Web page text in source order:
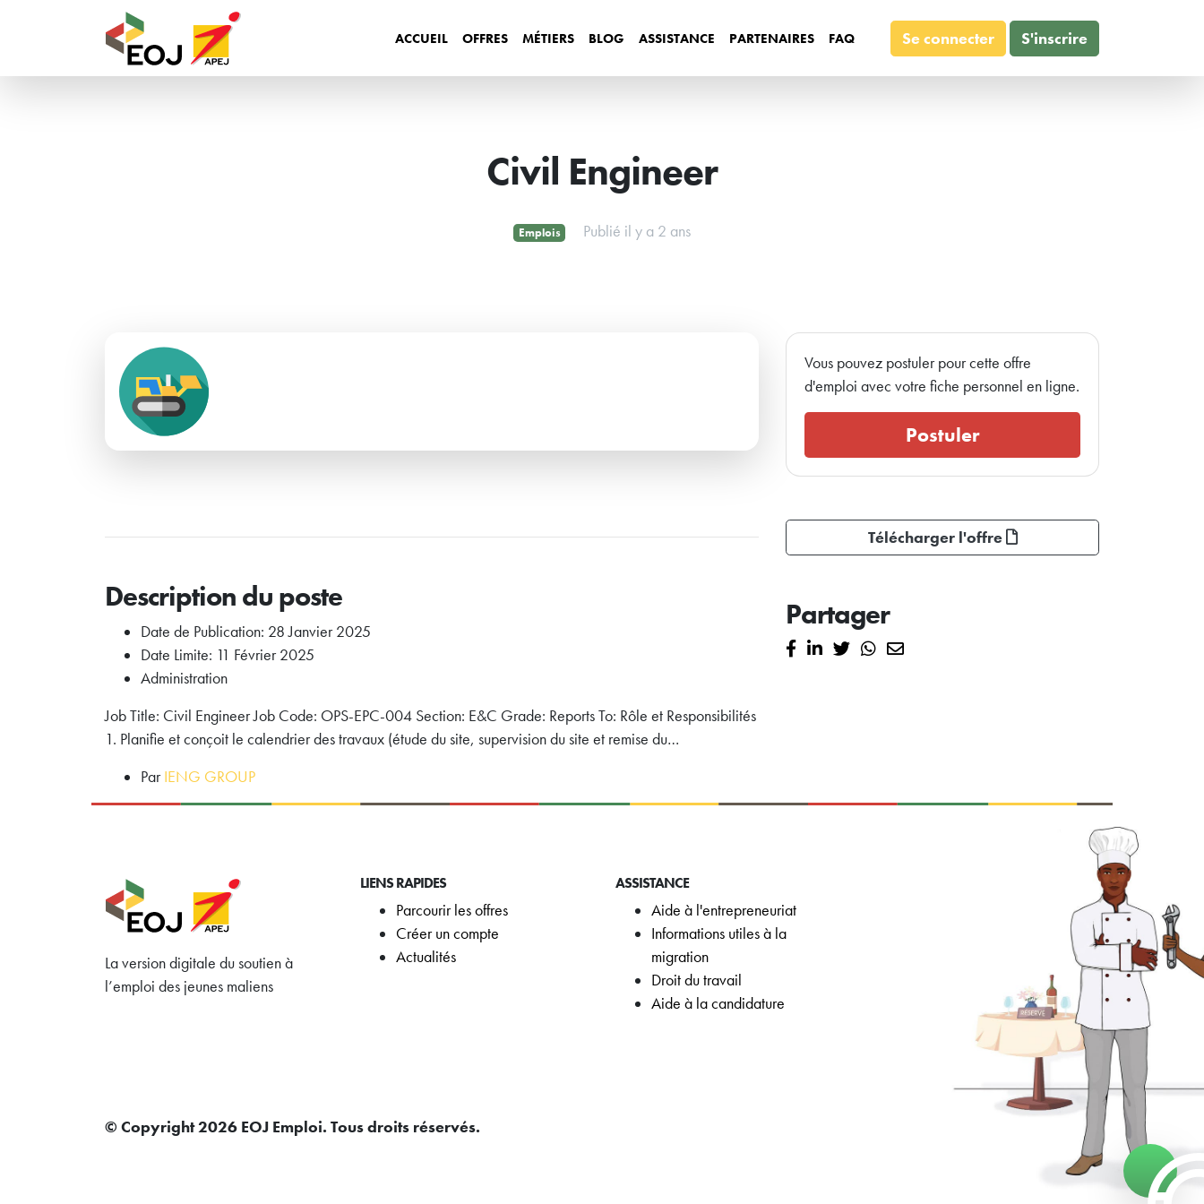
ACCUEIL OFFRES MÉTIERS BLOG ASSISTANCE PARTENAIRES FAQ Se connecter S'inscrire
Civil Engineer
Emplois Publié il y a 2 ans
Description du poste
Date de Publication: 28 Janvier 2025
Date Limite: 11 Février 2025
Administration
Job Title: Civil Engineer Job Code: OPS-EPC-004 Section: E&C Grade: Reports To: Rôle et Responsibilités
1. Planifie et conçoit le calendrier des travaux (étude du site, supervision du site et remise du…
ParIENG GROUP
Vous pouvez postuler pour cette offre
d'emploi avec votre fiche personnel en ligne.
Postuler
Télécharger l'offre
Partager
La version digitale du soutien à
l’emploi des jeunes maliens
LIENS RAPIDES
Parcourir les offres
Créer un compte
Actualités
ASSISTANCE
Aide à l'entrepreneuriat
Informations utiles à la
migration
Droit du travail
Aide à la candidature
© Copyright 2026 EOJ Emploi. Tous droits réservés.